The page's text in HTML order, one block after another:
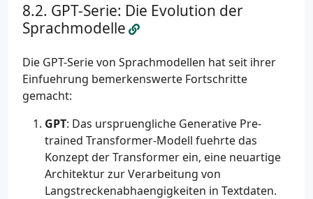
GPT-Serie: Die Evolution der
Sprachmodelle
Die GPT-Serie von Sprachmodellen hat seit ihrer
Einfuehrung bemerkenswerte Fortschritte
gemacht:
GPT: Das urspruengliche Generative Pre-
trained Transformer-Modell fuehrte das
Konzept der Transformer ein, eine neuartige
Architektur zur Verarbeitung von
Langstreckenabhaengigkeiten in Textdaten.